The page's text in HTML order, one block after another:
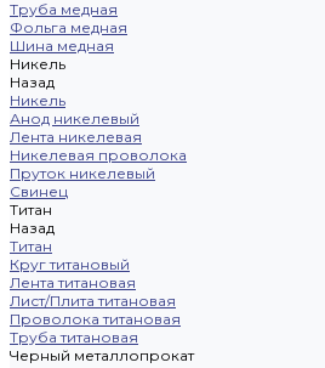
Труба медная
Фольга медная
Шина медная
Никель
Назад
Никель
Анод никелевый
Лента никелевая
Никелевая проволока
Пруток никелевый
Свинец
Титан
Назад
Титан
Круг титановый
Лента титановая
Лист/Плита титановая
Проволока титановая
Труба титановая
Черный металлопрокат